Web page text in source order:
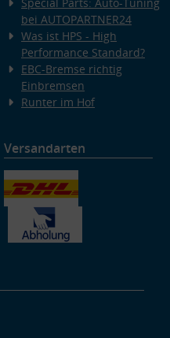
bei AUTOPARTNER24
Was ist HPS - High
Performance Standard?
EBC-Bremse richtig
Einbremsen
Runter im Hof
Versandarten